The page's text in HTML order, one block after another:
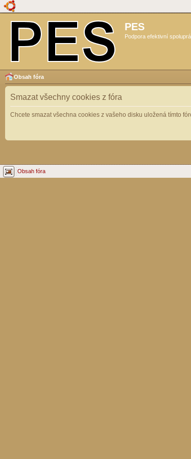
PES
Podpora efektivní
Obsah fóra
Smazat všechny cookies z fóra
Chcete smazat všechna cookies z vašeho disku uložená tímto
Obsah fóra